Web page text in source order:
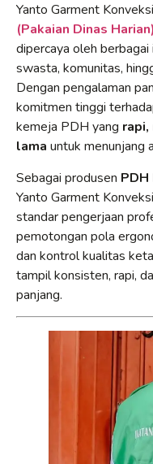
Yanto Garment
(Pakaian Dinas
dipercaya oleh
swasta, komunitas,
Dengan pengalaman
komitmen tinggi
kemeja PDH yang rapi,
lama untuk menunjang
Sebagai produsen
Yanto Garment
standar pengerjaan
pemotongan pola
dan kontrol kualitas
tampil konsisten, rapi,
panjang.